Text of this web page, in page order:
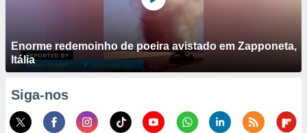
Enorme redemoinho de poeira avistado em Zapponeta,
Itália
Siga-nos